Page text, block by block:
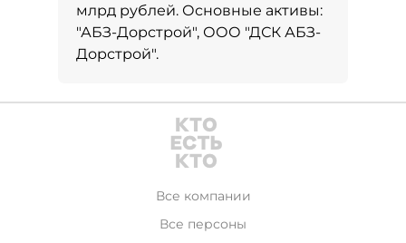
млрд рублей. Основные активы:
"АБЗ-Дорстрой", ООО "ДСК АБЗ-
Дорстрой".
Все компании
Все персоны